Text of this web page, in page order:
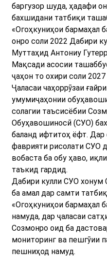
баргузор шуда, ҳадафи
бахшидани татбиқи
«Огоҳкуниҳои бармаҳал
онро соли 2022 Дабири
Муттаҳид Антониу
Мақсади асосии
ҷаҳон то охири соли 2027
Ҷаласаи чаҳоррӯзаи
умумиҷаҳонии
солагии таъсисёбии
Обуҳавошиносӣ (СУО)
баланд ифтитоҳ ёфт.
фаврияти рисолати СУО
вобаста ба обу ҳаво,
таъкид гардид.
Дабири кулли СУО хонум
ба амал дар самти
«Огоҳкуниҳои бармаҳал
намуда, дар ҷаласаи
Созмонро оид ба
мониторинг ва пешгӯии
пешниҳод намуд.